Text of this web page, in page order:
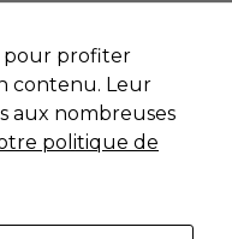
pour profiter
contenu. Leur
aux nombreuses
politique de
Ces cookies ne
sont pas
facultatifs. Ils
sont nécessaires
au